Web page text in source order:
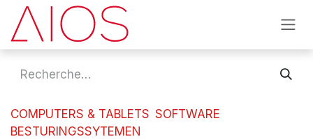
Se rendre au contenu
COMPUTERS & TABLETS SOFTWARE
BESTURINGSSYTEMEN